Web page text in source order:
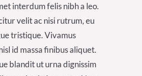
interdum felis nibh a leo.
velit ac nisi rutrum, eu
tristique. Vivamus
id massa finibus aliquet.
blandit ut urna dignissim